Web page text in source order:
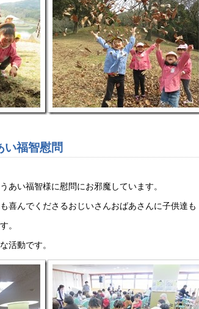
い福智慰問
あい福智様に慰問にお邪魔しています。
喜んでくださるおじいさんおばあさんに子供達も
。
活動です。